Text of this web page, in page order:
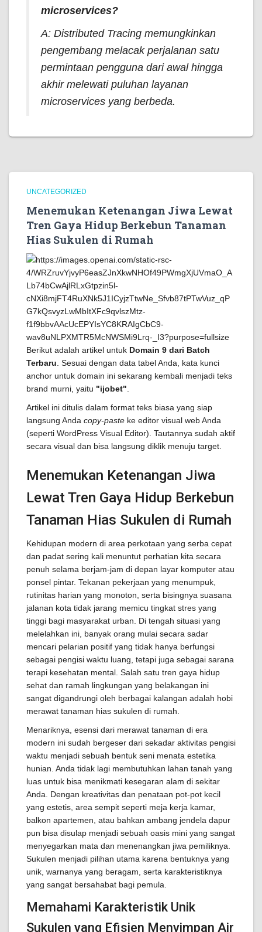
microservices?
A: Distributed Tracing memungkinkan
pengembang melacak perjalanan satu
permintaan pengguna dari awal hingga
akhir melewati puluhan layanan
microservices yang berbeda.
UNCATEGORIZED
Menemukan Ketenangan Jiwa Lewat
Tren Gaya Hidup Berkebun Tanaman
Hias Sukulen di Rumah
Berikut adalah artikel untuk Domain 9 dari Batch
Terbaru . Sesuai dengan data tabel Anda, kata kunci
anchor untuk domain ini sekarang kembali menjadi teks
brand murni, yaitu "ijobet"
Artikel ini ditulis dalam format teks biasa yang siap
langsung Anda copy-paste ke editor visual web Anda
(seperti WordPress Visual Editor). Tautannya sudah aktif
secara visual dan bisa langsung diklik menuju target.
Menemukan Ketenangan Jiwa
Lewat Tren Gaya Hidup Berkebun
Tanaman Hias Sukulen di Rumah
Kehidupan modern di area perkotaan yang serba cepat
dan padat sering kali menuntut perhatian kita secara
penuh selama berjam-jam di depan layar komputer atau
ponsel pintar. Tekanan pekerjaan yang menumpuk,
rutinitas harian yang monoton, serta bisingnya suasana
jalanan kota tidak jarang memicu tingkat stres yang
tinggi bagi masyarakat urban. Di tengah situasi yang
melelahkan ini, banyak orang mulai secara sadar
mencari pelarian positif yang tidak hanya berfungsi
sebagai pengisi waktu luang, tetapi juga sebagai sarana
terapi kesehatan mental. Salah satu tren gaya hidup
sehat dan ramah lingkungan yang belakangan ini
sangat digandrungi oleh berbagai kalangan adalah hobi
merawat tanaman hias sukulen di rumah.
Menariknya, esensi dari merawat tanaman di era
modern ini sudah bergeser dari sekadar aktivitas pengisi
waktu menjadi sebuah bentuk seni menata estetika
hunian. Anda tidak lagi membutuhkan lahan tanah yang
luas untuk bisa menikmati kesegaran alam di sekitar
Anda. Dengan kreativitas dan penataan pot-pot kecil
yang estetis, area sempit seperti meja kerja kamar,
balkon apartemen, atau bahkan ambang jendela dapur
pun bisa disulap menjadi sebuah oasis mini yang sangat
menyegarkan mata dan menenangkan jiwa pemiliknya.
Sukulen menjadi pilihan utama karena bentuknya yang
unik, warnanya yang beragam, serta karakteristiknya
yang sangat bersahabat bagi pemula.
Memahami Karakteristik Unik
Sukulen yang Efisien Menyimpan Air